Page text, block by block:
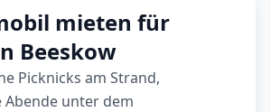
mieten für
Beeskow
Picknicks am Strand,
Abende unter dem